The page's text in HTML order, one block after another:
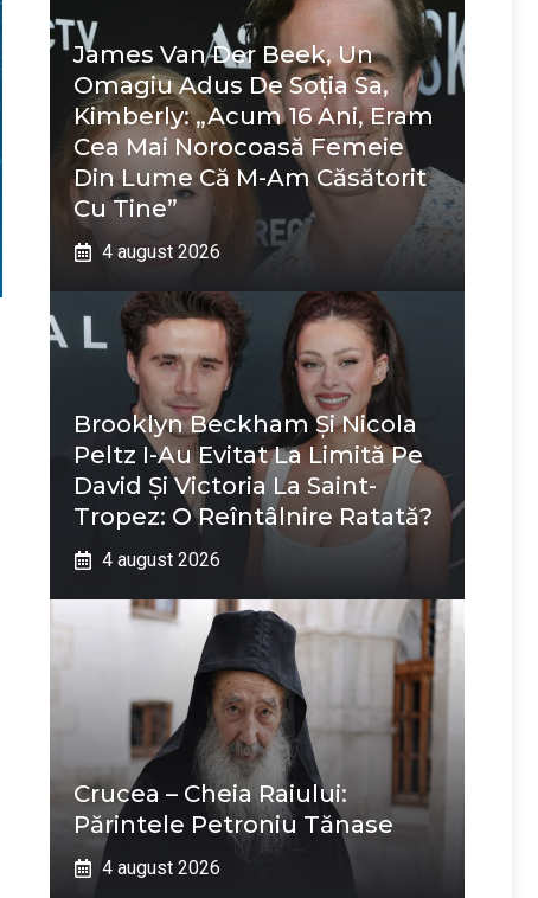
James Van Der Beek, Un
Omagiu Adus De Soția Sa,
Kimberly: „Acum 16 Ani, Eram
Cea Mai Norocoasă Femeie
Din Lume Că M-Am Căsătorit
Cu Tine”
4 august 2026
Brooklyn Beckham Și Nicola
Peltz I-Au Evitat La Limită Pe
David Și Victoria La Saint-
Tropez: O Reîntâlnire Ratată?
4 august 2026
Crucea – Cheia Raiului:
Părintele Petroniu Tănase
4 august 2026